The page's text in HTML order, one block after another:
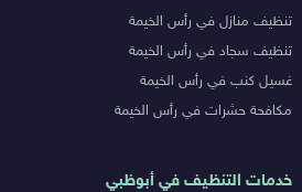
تنظيف منازل في رأس الخيمة
تنظيف سجاد في رأس الخيمة
غسيل كنب في رأس الخيمة
مكافحة حشرات في رأس الخيمة
خدمات التنظيف في أبوظبي